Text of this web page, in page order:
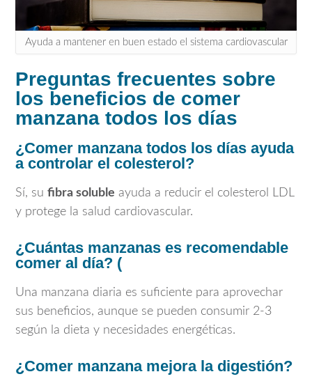
Ayuda a mantener en buen estado el sistema cardiovascular
Preguntas frecuentes sobre
los beneficios de comer
manzana todos los días
¿Comer manzana todos los días ayuda
a controlar el colesterol?
Sí, su fibra soluble ayuda a reducir el colesterol LDL
y protege la salud cardiovascular.
¿Cuántas manzanas es recomendable
comer al día? (
Una manzana diaria es suficiente para aprovechar
sus beneficios, aunque se pueden consumir 2-3
según la dieta y necesidades energéticas.
¿Comer manzana mejora la digestión?